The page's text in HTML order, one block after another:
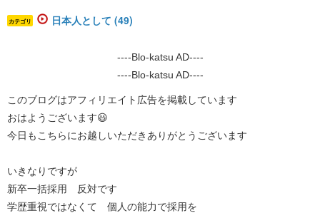
カテゴリ 日本人として (49)
----Blo-katsu AD----
----Blo-katsu AD----
このブログはアフィリエイト広告を掲載しています
おはようございます😃
今日もこちらにお越しいただきありがとうございます
いきなりですが
新卒一括採用 反対です
学歴重視ではなくて 個人の能力で採用を